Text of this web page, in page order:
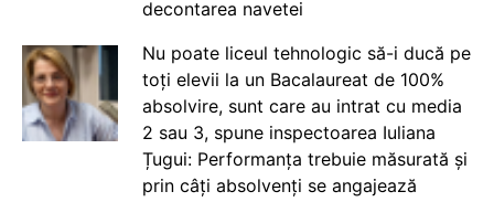
decontarea navetei
Nu poate liceul tehnologic să-i ducă pe
toți elevii la un Bacalaureat de 100%
absolvire, sunt care au intrat cu media
2 sau 3, spune inspectoarea Iuliana
Țugui: Performanța trebuie măsurată și
prin câți absolvenți se angajează